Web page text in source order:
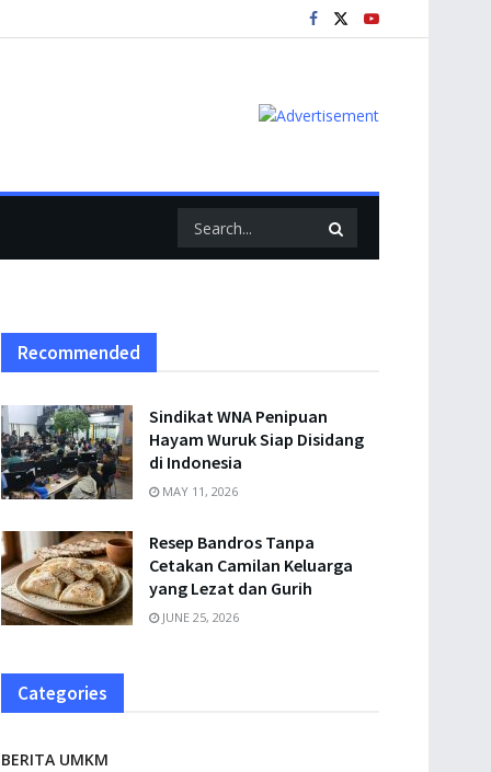
Recommended
Sindikat WNA Penipuan
Hayam Wuruk Siap Disidang
di Indonesia
MAY 11, 2026
Resep Bandros Tanpa
Cetakan Camilan Keluarga
yang Lezat dan Gurih
JUNE 25, 2026
Categories
BERITA UMKM